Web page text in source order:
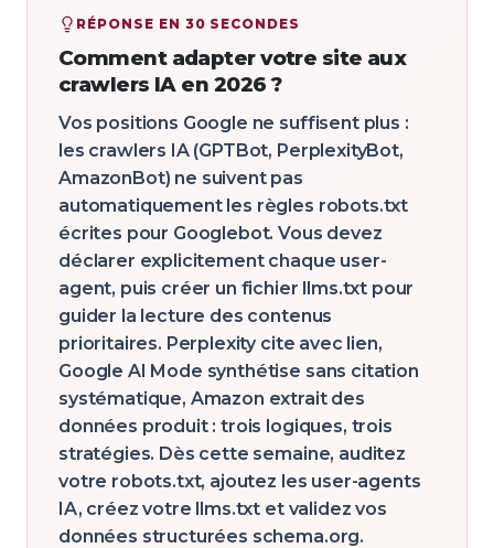
RÉPONSE EN 30 SECONDES
Comment adapter votre site aux
crawlers IA en 2026 ?
Vos positions Google ne suffisent plus :
les crawlers IA (GPTBot, PerplexityBot,
AmazonBot) ne suivent pas
automatiquement les règles robots.txt
écrites pour Googlebot. Vous devez
déclarer explicitement chaque user-
agent, puis créer un fichier llms.txt pour
guider la lecture des contenus
prioritaires. Perplexity cite avec lien,
Google AI Mode synthétise sans citation
systématique, Amazon extrait des
données produit : trois logiques, trois
stratégies. Dès cette semaine, auditez
votre robots.txt, ajoutez les user-agents
IA, créez votre llms.txt et validez vos
données structurées schema.org.